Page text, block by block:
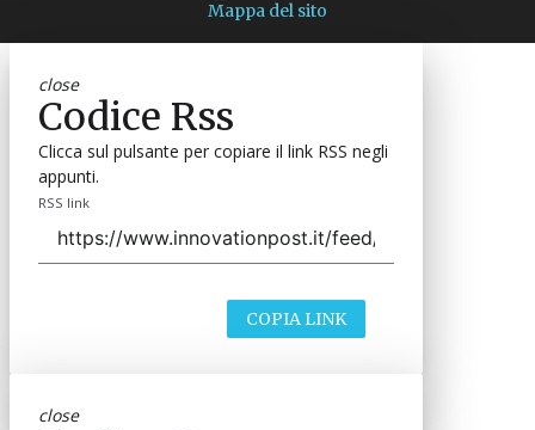
Mappa del sito
close
Codice Rss
Clicca sul pulsante per copiare il link RSS negli
appunti.
RSS link
COPIA LINK
close